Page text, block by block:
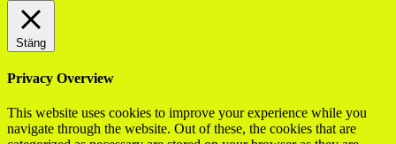
Stäng
Privacy Overview
This website uses cookies to improve your experience while you
navigate through the website. Out of these, the cookies that are